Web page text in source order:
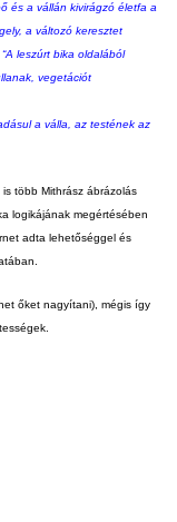
és a vállán kivirágzó életfa a
a változó keresztet
“A leszúrt bika oldalából
vegetációt
a válla, az testének az
több Mithrász ábrázolás
logikájának megértésében
adta lehetőséggel és
őket nagyítani), mégis így